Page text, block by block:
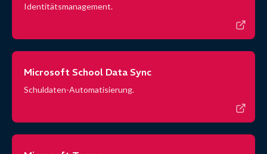
Identitätsmanagement.
Microsoft School Data Sync
Schuldaten-Automatisierung.